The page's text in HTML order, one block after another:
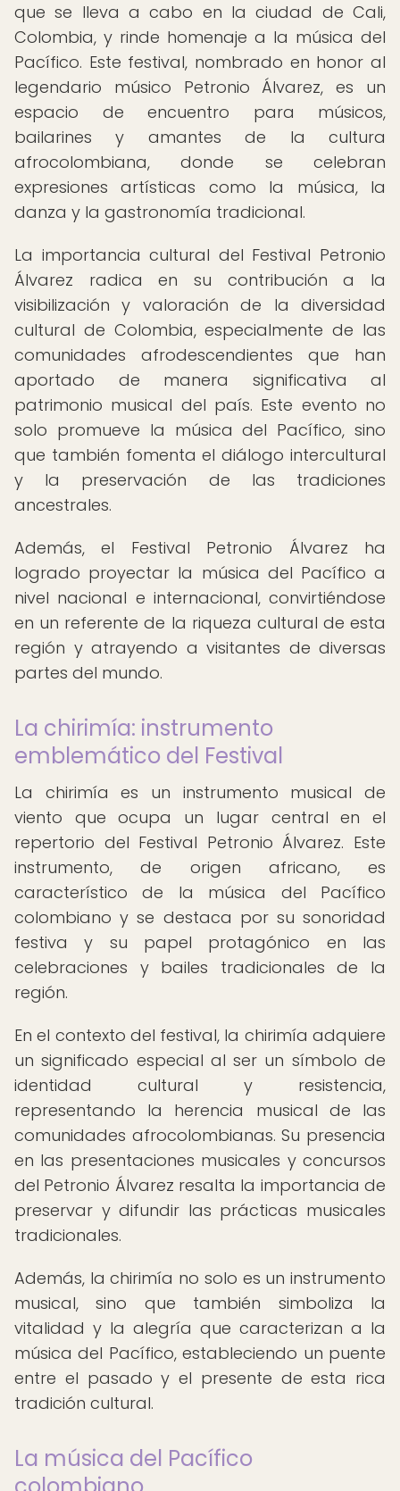
que se lleva a cabo en la ciudad de Cali,
Colombia, y rinde homenaje a la música del
Pacífico. Este festival, nombrado en honor al
legendario músico Petronio Álvarez, es un
espacio de encuentro para músicos,
bailarines y amantes de la cultura
afrocolombiana, donde se celebran
expresiones artísticas como la música, la
danza y la gastronomía tradicional.
La importancia cultural del Festival Petronio
Álvarez radica en su contribución a la
visibilización y valoración de la diversidad
cultural de Colombia, especialmente de las
comunidades afrodescendientes que han
aportado de manera significativa al
patrimonio musical del país. Este evento no
solo promueve la música del Pacífico, sino
que también fomenta el diálogo intercultural
y la preservación de las tradiciones
ancestrales.
Además, el Festival Petronio Álvarez ha
logrado proyectar la música del Pacífico a
nivel nacional e internacional, convirtiéndose
en un referente de la riqueza cultural de esta
región y atrayendo a visitantes de diversas
partes del mundo.
La chirimía: instrumento
emblemático del Festival
La chirimía es un instrumento musical de
viento que ocupa un lugar central en el
repertorio del Festival Petronio Álvarez. Este
instrumento, de origen africano, es
característico de la música del Pacífico
colombiano y se destaca por su sonoridad
festiva y su papel protagónico en las
celebraciones y bailes tradicionales de la
región.
En el contexto del festival, la chirimía adquiere
un significado especial al ser un símbolo de
identidad cultural y resistencia,
representando la herencia musical de las
comunidades afrocolombianas. Su presencia
en las presentaciones musicales y concursos
del Petronio Álvarez resalta la importancia de
preservar y difundir las prácticas musicales
tradicionales.
Además, la chirimía no solo es un instrumento
musical, sino que también simboliza la
vitalidad y la alegría que caracterizan a la
música del Pacífico, estableciendo un puente
entre el pasado y el presente de esta rica
tradición cultural.
La música del Pacífico